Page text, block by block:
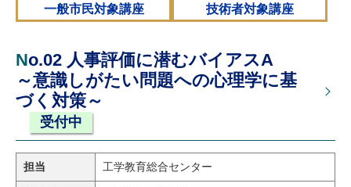
企業・研究者
地域・一般
寄附のお願い
アクセス
キャンパスマップ 資料請求
一般市民対象講座
技術者対象講座
No.02 人事評価に潜むバイアスA
～意識しがたい問題への心理学に基
づく対策～
受付中
担当 工学教育総合センター